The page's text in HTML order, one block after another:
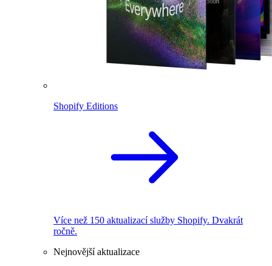
Shopify Editions
Více než 150 aktualizací služby Shopify. Dvakrát
ročně.
Nejnovější aktualizace